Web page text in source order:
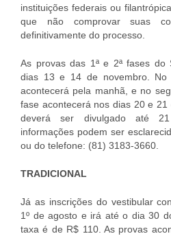
instituições federais ou
que não comprovar suas
definitivamente do processo.
As provas das 1ª e 2ª fases do
dias 13 e 14 de novembro. No
acontecerá pela manhã, e no
fase acontecerá nos dias 20 e
deverá ser divulgado até
informações podem ser
ou do telefone: (81) 3183-3660.
TRADICIONAL
Já as inscrições do vestibular
1º de agosto e irá até o dia 30
taxa é de R$ 110. As provas